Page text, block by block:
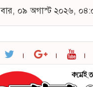
০৯ অগাস্ট ২০২৬,